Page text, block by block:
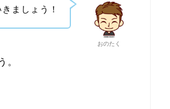
おのたく
ましょう！
。